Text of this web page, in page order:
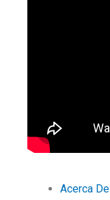
Acerca De